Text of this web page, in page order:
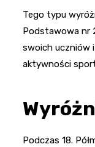
Tego typu
Podstawowa nr
swoich uczniów
aktywności
Podczas 18.